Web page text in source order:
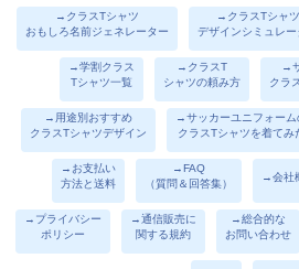
→クラスTシャツ
おもしろ名前ジェネレーター
→クラスTシャツ
デザインシミュレー
→学割クラス
Tシャツ一覧
→クラスT
シャツの頼み方
→
クラ
→用途別おすすめ
クラスTシャツデザイン
→サッカーユニフォーム
クラスTシャツを着てみ
→お支払い
方法と送料
→FAQ
（質問＆回答集）
→会社
→プライバシー
ポリシー
→通信販売に
関する規約
→総合的な
お問い合わせ